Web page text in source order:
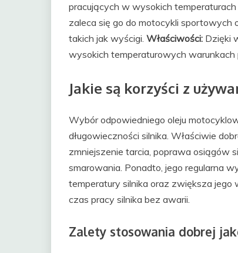
pracujących w wysokich
zaleca się go do motocykli sportowych
takich jak wyścigi. Właściwości: Dzięki
wysokich temperaturowych warunkach
Jakie są korzyści z
Wybór odpowiedniego oleju
długowieczności silnika. Właściwie
zmniejszenie tarcia, poprawa osiągów
smarowania. Ponadto, jego regularna
temperatury silnika oraz zwiększa
czas pracy silnika bez awarii.
Zalety stosowania dobrej